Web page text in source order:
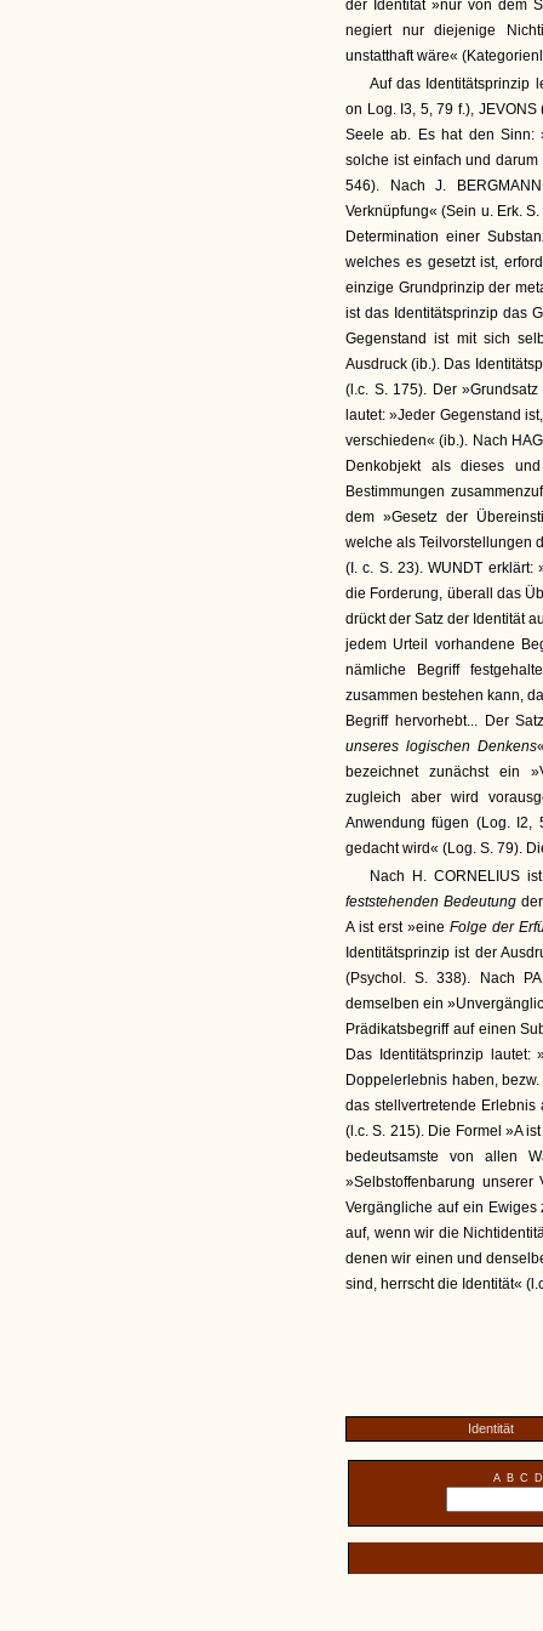
der Identität »nur von dem
negiert nur diejenige
unstatthaft wäre«
Auf das Identitätsprinzip
on Log. I3, 5, 79 f.),
Seele ab. Es hat den Sinn:
solche ist einfach und
546). Nach J.
Verknüpfung« (Sein u. Erk.
Determination einer
welches es gesetzt ist,
einzige Grundprinzip der
ist das Identitätsprinzip das
Gegenstand ist mit sich
Ausdruck (ib.). Das
(l.c. S. 175). Der
lautet: »Jeder Gegenstand
verschieden« (ib.). Nach
Denkobjekt als dieses
Bestimmungen
dem »Gesetz der
welche als Teilvorstellungen
(I. c. S. 23). WUNDT erklärt:
die Forderung, überall das
drückt der Satz der Identität
jedem Urteil vorhandene
nämliche Begriff
zusammen bestehen kann,
Begriff hervorhebt... Der
unseres logischen Denkens
bezeichnet zunächst ein
zugleich aber wird
Anwendung fügen (Log. I2,
gedacht wird« (Log. S. 79).
Nach H. CORNELIUS
feststehenden Bedeutung
A ist erst »eine Folge der
Identitätsprinzip ist der
(Psychol. S. 338). Nach
demselben ein
Prädikatsbegriff auf einen
Das Identitätsprinzip
Doppelerlebnis haben,
das stellvertretende
(l.c. S. 215). Die Formel »A
bedeutsamste von allen
»Selbstoffenbarung
Vergängliche auf ein
auf, wenn wir die
denen wir einen und
sind, herrscht die Identität«
Identität
A B C D